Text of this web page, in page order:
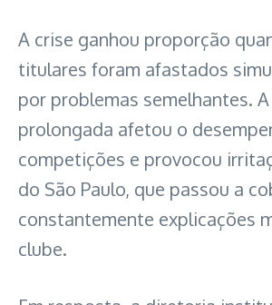
A crise ganhou proporção
titulares foram afastados
por problemas semelhantes.
prolongada afetou o
competições e provocou
do São Paulo, que passou a
constantemente explicações
clube.